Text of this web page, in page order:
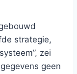
strategie,
zei
geen